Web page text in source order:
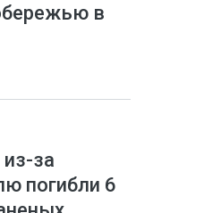
в
за
погибли 6